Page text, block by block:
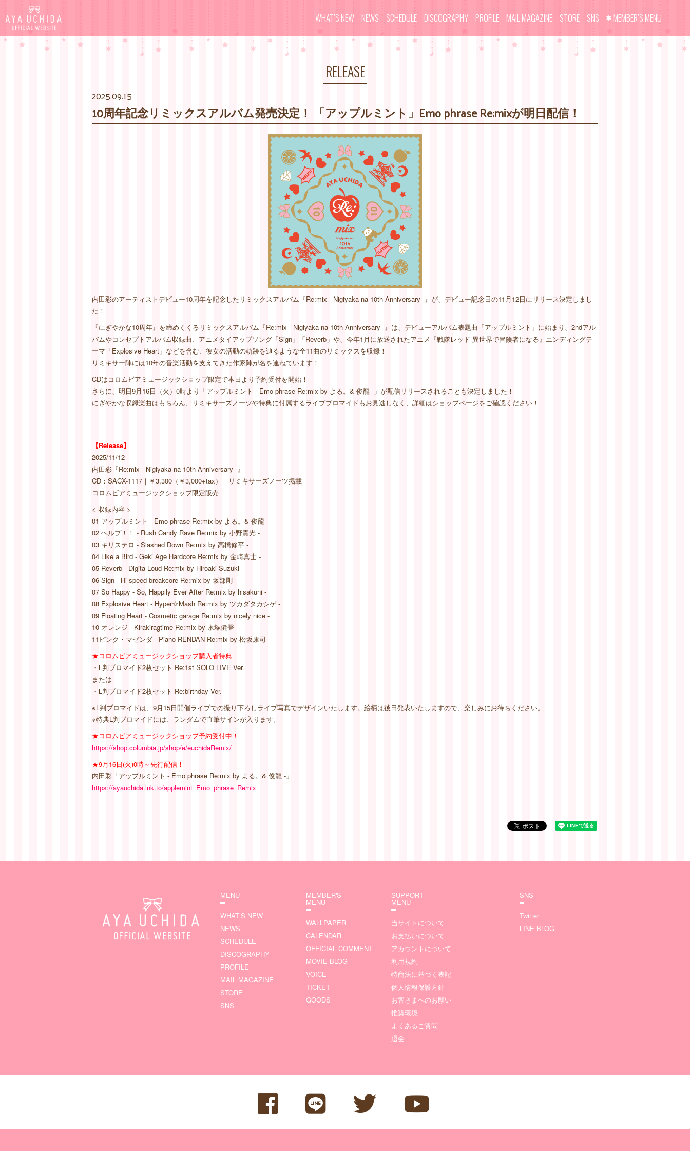
WHAT’S NEW NEWS SCHEDULE DISCOGRAPHY PROFILE MAIL MAGAZINE STORE SNS MEMBER’S MENU
RELEASE
2025.09.15
10周年記念リミックスアルバム発売決定！ 「アップルミント」Emo phrase Re:mixが明日配信！
内田彩のアーティストデビュー10周年を記念したリミックスアルバム『Re:mix - Nigiyaka na 10th Anniversary -』が、デビュー記念日の11月12日にリリース決定しまし
た！
『にぎやかな10周年』を締めくくるリミックスアルバム『Re:mix - Nigiyaka na 10th Anniversary -』は、デビューアルバム表題曲「アップルミント」に始まり、2ndアル
バムやコンセプトアルバム収録曲、アニメタイアップソング「Sign」「Reverb」や、今年1月に放送されたアニメ『戦隊レッド 異世界で冒険者になる』エンディングテ
ーマ「Explosive Heart」などを含む、彼女の活動の軌跡を辿るような全11曲のリミックスを収録！
リミキサー陣には10年の音楽活動を支えてきた作家陣が名を連ねています！
CDはコロムビアミュージックショップ限定で本日より予約受付を開始！
さらに、明日9月16日（火）0時より「アップルミント - Emo phrase Re:mix by よる。& 俊龍 -」が配信リリースされることも決定しました！
にぎやかな収録楽曲はもちろん、リミキサーズノーツや特典に付属するライブブロマイドもお見逃しなく、詳細はショップページをご確認ください！
【Release】
2025/11/12
内田彩『Re:mix - Nigiyaka na 10th Anniversary -』
CD：SACX-1117｜￥3,300（￥3,000+tax）｜リミキサーズノーツ掲載
コロムビアミュージックショップ限定販売
< 収録内容 >
01 アップルミント - Emo phrase Re:mix by よる。& 俊龍 -
02 ヘルプ！！ - Rush Candy Rave Re:mix by 小野貴光 -
03 キリステロ - Slashed Down Re:mix by 高橋修平 -
04 Like a Bird - Geki Age Hardcore Re:mix by 金崎真士 -
05 Reverb - Digita-Loud Re:mix by Hiroaki Suzuki -
06 Sign - Hi-speed breakcore Re:mix by 坂部剛 -
07 So Happy - So, Happily Ever After Re:mix by hisakuni -
08 Explosive Heart - Hyper☆Mash Re:mix by ツカダタカシゲ -
09 Floating Heart - Cosmetic garage Re:mix by nicely nice -
10 オレンジ - Kirakiragtime Re:mix by 永塚健登 -
11ピンク・マゼンダ - Piano RENDAN Re:mix by 松坂康司 -
★コロムビアミュージックショップ購入者特典
・L判ブロマイド2枚セット Re:1st SOLO LIVE Ver.
または
・L判ブロマイド2枚セット Re:birthday Ver.
※L判ブロマイドは、9月15日開催ライブでの撮り下ろしライブ写真でデザインいたします。絵柄は後日発表いたしますので、楽しみにお待ちください。
※特典L判ブロマイドには、ランダムで直筆サインが入ります。
★コロムビアミュージックショップ予約受付中！
https://shop.columbia.jp/shop/e/euchidaRemix/
★9月16日(火)0時～先行配信！
内田彩「アップルミント - Emo phrase Re:mix by よる。& 俊龍 -」
https://ayauchida.lnk.to/applemint_Emo_phrase_Remix
MENU
WHAT’S NEW
NEWS
SCHEDULE
DISCOGRAPHY
PROFILE
MAIL MAGAZINE
STORE
SNS
MEMBER'S
MENU
WALLPAPER
CALENDAR
OFFICIAL COMMENT
MOVIE BLOG
VOICE
TICKET
GOODS
SUPPORT
MENU
当サイトについて
お支払いについて
アカウントについて
利用規約
特商法に基づく表記
個人情報保護方針
お客さまへのお願い
推奨環境
よくあるご質問
退会
SNS
Twitter
LINE BLOG